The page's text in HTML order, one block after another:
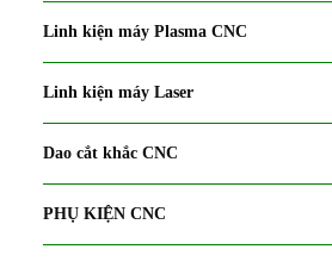
Linh kiện máy Plasma CNC
Linh kiện máy Laser
Dao cắt khắc CNC
PHỤ KIỆN CNC